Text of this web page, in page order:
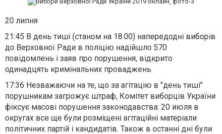
20 липня
21:45 В день тиші (станом на 18.00) напередодні виборів
до Верховної Ради в поліцію надійшло 570
повідомлень і заяв про порушення, відкрито
одинадцять кримінальних проваджень.
17:36 Незважаючи на те, що за агітацію в "день тиші"
порушникам загрожує штраф, Комітет виборців України
фіксує масові порушення законодавства: 20 июля в
округах все ще були розміщені агітаційні матеріали
політичних партій і кандидатів. Також в останні дні були